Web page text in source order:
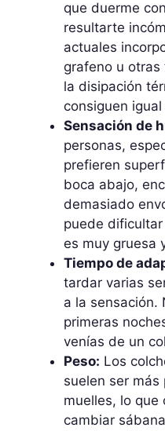
que duerme
resultarte
actuales
grafeno u otras
la disipación
consiguen
Sensación de
personas,
prefieren
boca abajo,
demasiado
puede
es muy gruesa
Tiempo de
tardar varias
a la sensación.
primeras
venías de un
Peso: Los
suelen ser
muelles, lo que
cambiar